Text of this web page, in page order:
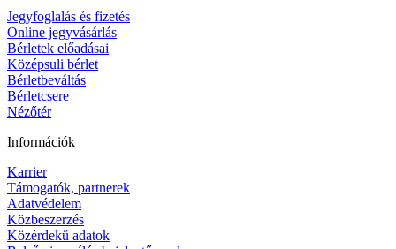
Jegyfoglalás és fizetés
Online jegyvásárlás
Bérletek előadásai
Középsuli bérlet
Bérletbeváltás
Bérletcsere
Nézőtér
Információk
Karrier
Támogatók, partnerek
Adatvédelem
Közbeszerzés
Közérdekű adatok